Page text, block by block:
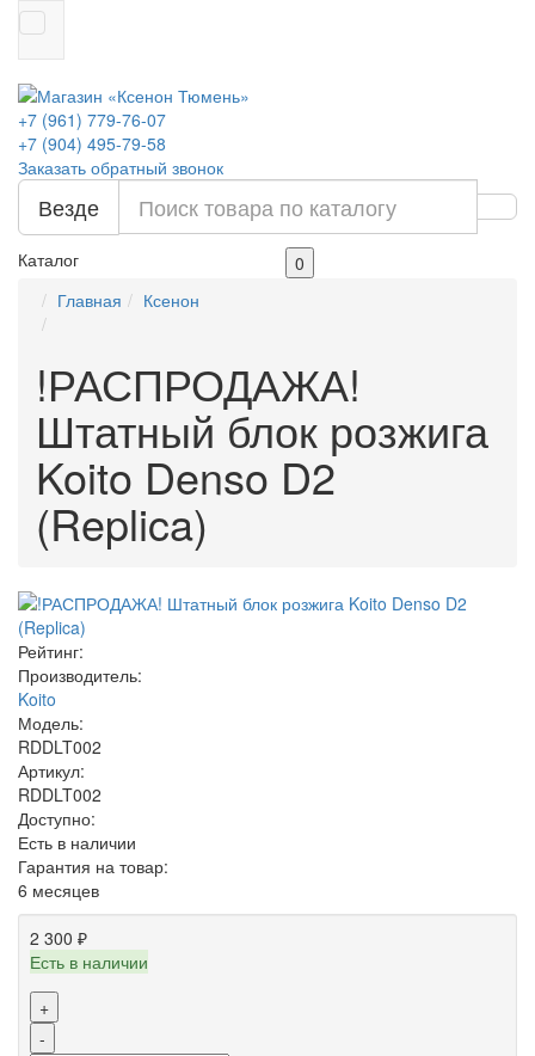
+7 (961) 779-76-07
+7 (904) 495-79-58
Заказать обратный звонок
Везде
Каталог
0
Главная
Ксенон
!РАСПРОДАЖА!
Штатный блок розжига
Koito Denso D2
(Replica)
Рейтинг:
Производитель:
Koito
Модель:
RDDLT002
Артикул:
RDDLT002
Доступно:
Есть в наличии
Гарантия на товар:
6 месяцев
2 300 ₽
Есть в наличии
+
-